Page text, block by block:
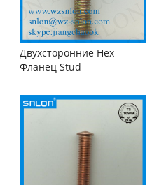
Двухсторонние Hex
Фланец Stud